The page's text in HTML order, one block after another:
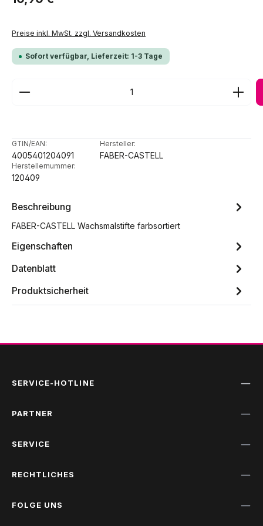
Preise inkl. MwSt. zzgl. Versandkosten
Sofort verfügbar, Lieferzeit: 1-3 Tage
Produkt Anzahl: Gib den gewünschten Wert ein
GTIN/EAN:
4005401204091
Hersteller:
FABER-CASTELL
Herstellernummer:
120409
Beschreibung
FABER-CASTELL Wachsmalstifte farbsortiert
Eigenschaften
Datenblatt
Produktsicherheit
SERVICE-HOTLINE
PARTNER
SERVICE
RECHTLICHES
FOLGE UNS